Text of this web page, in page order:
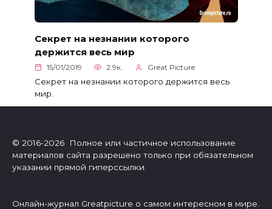
Секрет на незнании которого
держится весь мир
15/01/2019 2.9к. Great Picture
Секрет на незнании которого держится весь
мир.
© 2016-2026 Полное или частичное использование
материалов сайта разрешено только при обязательном
указании прямой гиперссылки.
Онлайн-журнал Greatpicture о самом интересном в мире.